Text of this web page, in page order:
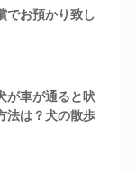
でお預かり致し
が車が通ると吠
法は？犬の散歩